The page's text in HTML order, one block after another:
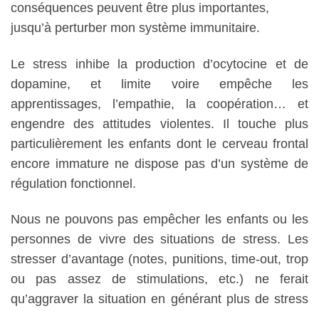
conséquences peuvent être plus importantes,
jusqu’à perturber mon système immunitaire.
Le stress inhibe la production d’ocytocine et de
dopamine, et limite voire empêche les
apprentissages, l’empathie, la coopération… et
engendre des attitudes violentes. Il touche plus
particulièrement les enfants dont le cerveau frontal
encore immature ne dispose pas d’un système de
régulation fonctionnel.
Nous ne pouvons pas empêcher les enfants ou les
personnes de vivre des situations de stress. Les
stresser d’avantage (notes, punitions, time-out, trop
ou pas assez de stimulations, etc.) ne ferait
qu’aggraver la situation en générant plus de stress